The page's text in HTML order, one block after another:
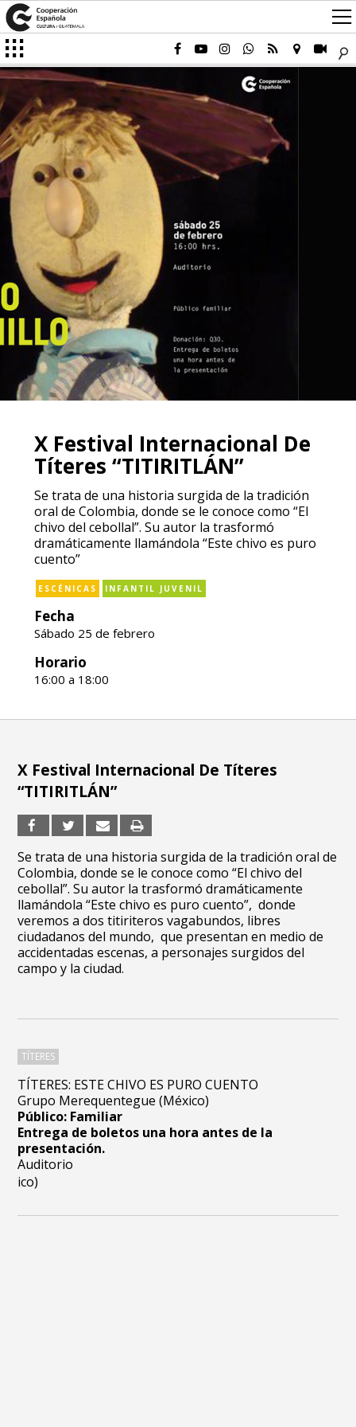
X Festival Internacional De
Títeres “TITIRITLÁN”
Se trata de una historia surgida de la tradición
oral de Colombia, donde se le conoce como “El
chivo del cebollal”. Su autor la trasformó
dramáticamente llamándola “Este chivo es puro
cuento”
ESCÉNICAS INFANTIL JUVENIL
Fecha
Sábado 25 de febrero
Horario
16:00 a 18:00
TÍTERES: ESTE CHIVO ES PURO CUENTO
Grupo Merequentegue (México)
Público: Familiar
Entrega de boletos una hora antes de la
presentación.
Auditorio
ico)
X Festival Internacional De Títeres
“TITIRITLÁN”
Se trata de una historia surgida de la tradición oral de
Colombia, donde se le conoce como “El chivo del
cebollal”. Su autor la trasformó dramáticamente
llamándola “Este chivo es puro cuento”, donde
veremos a dos titiriteros vagabundos, libres
ciudadanos del mundo, que presentan en medio de
accidentadas escenas, a personajes surgidos del
campo y la ciudad.
TÍTERES